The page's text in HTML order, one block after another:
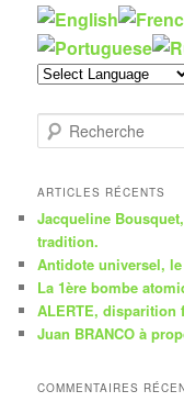
e
h
r
c
h
e
ARTICLES RÉCENTS
Jacqueline
tradition.
Antidote universel,
La 1ère bombe
ALERTE, disparition
Juan BRANCO à
COMMENTAIRES